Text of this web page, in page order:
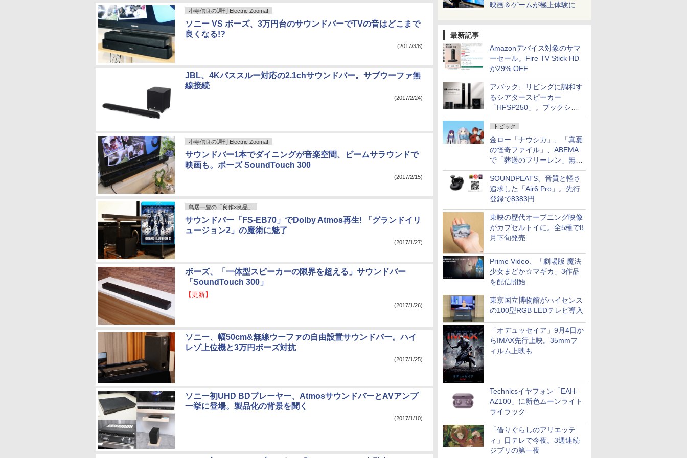
映画＆ゲームが極上体験に
最新記事
Amazonデバイス対象のサマ
ーセール。Fire TV Stick HD
が29% OFF
アバック、リビングに調和す
るシアタースピーカー
「HFSP250」。ブックシェ
ルフはペア3万円以下
トピック
金ロー「ナウシカ」、「真夏
の怪奇ファイル」、ABEMA
で「葬送のフリーレン」無料
配信など。夏の特番・配信情
報
SOUNDPEATS、音質と軽さ
追求した「Air6 Pro」。先行
登録で8383円
東映の歴代オープニング映像
がカプセルトイに。全5種で8
月下旬発売
Prime Video、「劇場版 魔法
少女まどか☆マギカ」3作品
を配信開始
東京国立博物館がハイセンス
の100型RGB LEDテレビ導入
「オデュッセイア」9月4日か
らIMAX先行上映。35mmフ
ィルム上映も
Technicsイヤフォン「EAH-
AZ100」に新色ムーンライト
ライラック
「借りぐらしのアリエッテ
ィ」日テレで今夜。3週連続
ジブリの第一夜
小寺信良の週刊 Electric Zooma!
ソニー VS ボーズ、3万円台のサウンドバーでTVの音はどこまで
良くなる!?
(2017/3/8)
JBL、4Kパススルー対応の2.1chサウンドバー。サブウーファ無
線接続
(2017/2/24)
小寺信良の週刊 Electric Zooma!
サウンドバー1本でダイニングが音楽空間、ビームサラウンドで
映画も。ボーズ SoundTouch 300
(2017/2/15)
鳥居一豊の「良作×良品」
サウンドバー「FS-EB70」でDolby Atmos再生! 「グランドイリ
ュージョン2」の魔術に魅了
(2017/1/27)
ボーズ、「一体型スピーカーの限界を超える」サウンドバー
「SoundTouch 300」
【更新】
(2017/1/26)
ソニー、幅50cm&無線ウーファの自由設置サウンドバー。ハイ
レゾ上位機と3万円ボーズ対抗
(2017/1/25)
ソニー初UHD BDプレーヤー、AtmosサウンドバーとAVアンプ
一挙に登場。製品化の背景を聞く
(2017/1/10)